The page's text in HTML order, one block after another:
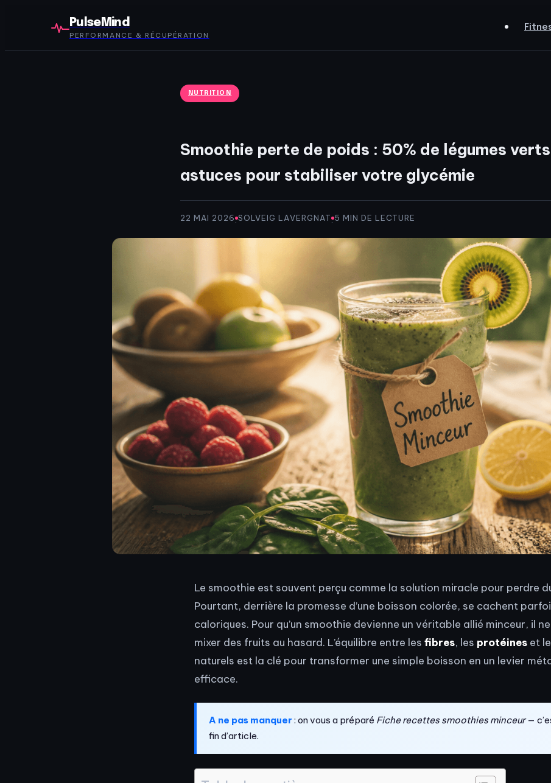
PulseMind
PERFORMANCE & RÉCUPÉRATION
NUTRITION
Smoothie perte de poids : 50% de légumes
astuces pour stabiliser votre glycémie
22 MAI 2026·SOLVEIG LAVERGNAT·5 MIN DE LECTURE
Le smoothie est souvent perçu comme la solution miracle pour perdre
Pourtant, derrière la promesse d’une boisson colorée, se cachent
caloriques. Pour qu’un smoothie devienne un véritable allié minceur, il
mixer des fruits au hasard. L’équilibre entre les fibres, les protéines et
naturels est la clé pour transformer une simple boisson en un levier
efficace.
A ne pas manquer : on vous a préparé Fiche recettes smoothies minceur—
fin d’article.